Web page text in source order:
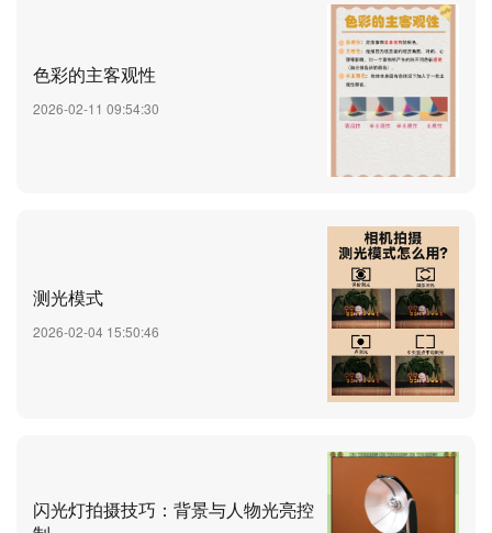
​色彩的主客观性
2026-02-11 09:54:30
测光模式
2026-02-04 15:50:46
闪光灯拍摄技巧：背景与人物光亮控